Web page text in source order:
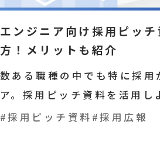
エンジニア向け採用ピッ
方！メリットも紹介
数ある職種の中でも特に採用
ア。採用ピッチ資料を活用し
は多いです。そこで本記事で
#採用ピッチ資料 #採用広報